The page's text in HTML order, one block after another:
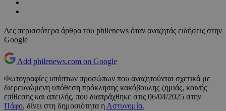
Δες περισσότερα άρθρα του philenews όταν αναζητάς ειδήσεις στην
Google
Add philenews.com on Google
Φωτογραφίες υπόπτων προσώπων που αναζητούνται σχετικά με
διερευνώμενη υπόθεση πρόκλησης κακόβουλης ζημιάς, κοινής
επίθεσης και απειλής, που διαπράχθηκε στις 06/04/2025 στην
Πάφο, δίνει στη δημοσιότητα η Αστυνομία.